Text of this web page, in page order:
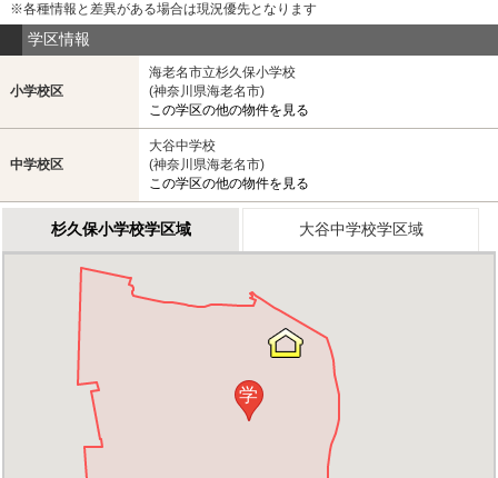
※各種情報と差異がある場合は現況優先となります
学区情報
小学校区
海老名市立杉久保小学校
(神奈川県海老名市)
この学区の他の物件を見る
中学校区
大谷中学校
(神奈川県海老名市)
この学区の他の物件を見る
杉久保小学校学区域 大谷中学校学区域
学